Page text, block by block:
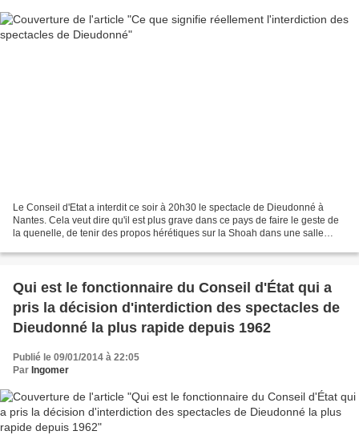
Le Conseil d'Etat a interdit ce soir à 20h30 le spectacle de Dieudonné à
Nantes. Cela veut dire qu'il est plus grave dans ce pays de faire le geste de
la quenelle, de tenir des propos hérétiques sur la Shoah dans une salle
Qui est le fonctionnaire du Conseil d'État qui a
pris la décision d'interdiction des spectacles de
Dieudonné la plus rapide depuis 1962
Publié le 09/01/2014 à 22:05
Par Ingomer